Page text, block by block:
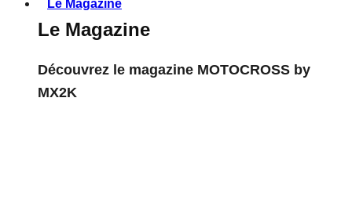
Le Magazine
Le Magazine
Découvrez le magazine MOTOCROSS by
MX2K